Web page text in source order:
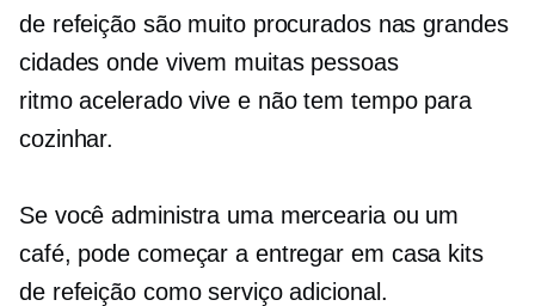
de refeição são muito procurados nas grandes
cidades onde vivem muitas pessoas
ritmo aceleradovive e não tem tempo para
cozinhar.
Se você administra uma mercearia ou um
café, pode começar a entregar em casa kits
de refeição como serviço adicional.